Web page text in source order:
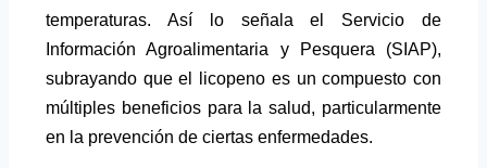
temperaturas. Así lo señala el Servicio de
Información Agroalimentaria y Pesquera (SIAP),
subrayando que el licopeno es un compuesto con
múltiples beneficios para la salud, particularmente
en la prevención de ciertas enfermedades.